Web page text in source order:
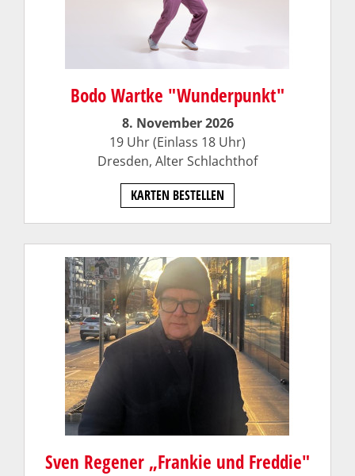
Bodo Wartke "Wunderpunkt"
8. November 2026
19 Uhr (Einlass 18 Uhr)
Dresden, Alter Schlachthof
KARTEN BESTELLEN
Sven Regener „Frankie und Freddie"